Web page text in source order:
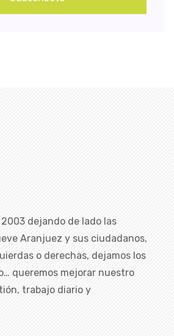
dejando de lado las
Aranjuez y sus ciudadanos,
o derechas, dejamos los
queremos mejorar nuestro
trabajo diario y